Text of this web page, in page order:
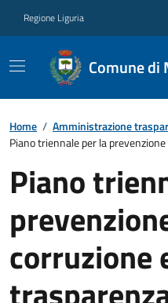
Regione Liguria
Comune di
Home / Amministrazione
Piano triennale per la prevenzione
Piano
corruzione